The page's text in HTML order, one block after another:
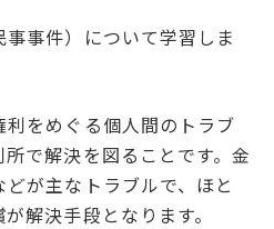
事件）について学習しま
をめぐる個人間のトラブ
で解決を図ることです。金
が主なトラブルで、ほと
解決手段となります。